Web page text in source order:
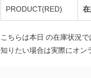
PRODUCT(RED)
こちらは本日 の在庫状況
知りたい場合は実際にオン